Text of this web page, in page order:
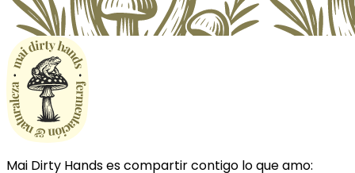
Mai Dirty Hands es compartir contigo lo que amo: